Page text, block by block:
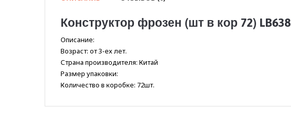
Конструктор фрозен (шт в кор 72) LB638
Описание:
Возраст: от 3-ех лет.
Страна производителя: Китай
Размер упаковки:
Количество в коробке: 72шт.